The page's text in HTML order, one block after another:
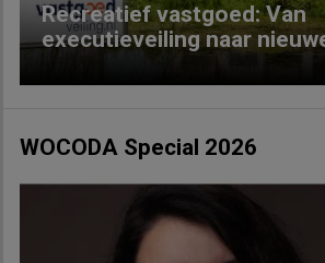
Recreatief vastgoed: Van
executieveiling naar
WOCODA Special 2026